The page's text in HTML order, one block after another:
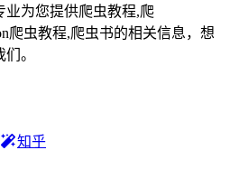
业为您提供爬虫教程,爬
爬虫教程,爬虫书的相关信息，想
。
知乎